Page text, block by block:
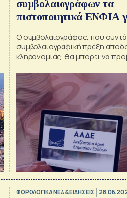
συμβολαιογράφων τα
πιστοποιητικά ΕΝΦΙΑ
O συμβολαιογράφος, που
συμβολαιογραφική πράξη
κληρονομιάς, θα μπορει να
αποβιώσαντος και να εκδίδει
πιστοποιητικό ΕΝΦΙΑ.
ΦΟΡΟΛΟΓΙΚΑ ΝΕΑ & EΙΔΗΣΕΙΣ